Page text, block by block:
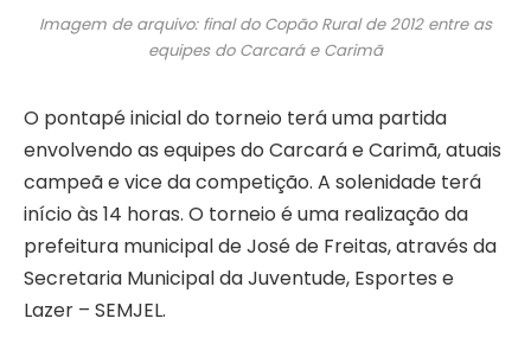
Imagem de arquivo: final do Copão Rural de 2012 entre as
equipes do Carcará e Carimã
O pontapé inicial do torneio terá uma partida
envolvendo as equipes do Carcará e Carimã, atuais
campeã e vice da competição. A solenidade terá
início às 14 horas. O torneio é uma realização da
prefeitura municipal de José de Freitas, através da
Secretaria Municipal da Juventude, Esportes e
Lazer – SEMJEL.